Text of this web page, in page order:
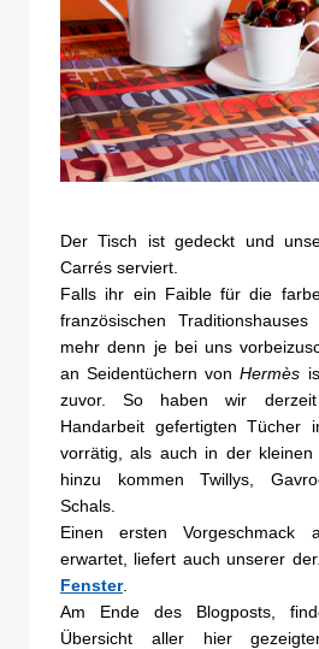
Der Tisch ist gedeckt und
Carrés serviert.
Falls ihr ein Faible für die
französischen
mehr denn je bei uns
an Seidentüchern vonHermès
zuvor. So haben wir
Handarbeit gefertigten Tücher
vorrätig, als auch in der kleinen
hinzu kommen Twillys,
Schals.
Einen ersten
erwartet, liefert auch unserer
Fenster.
Am Ende des Blogposts,
Übersicht aller hier